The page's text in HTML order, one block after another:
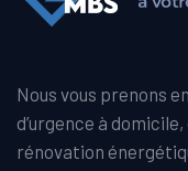
Nous vous prenons
d’urgence à
rénovation